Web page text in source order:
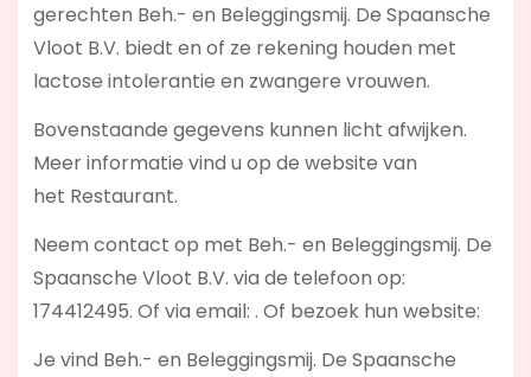
gerechten Beh.- en Beleggingsmij. De Spaansche
Vloot B.V. biedt en of ze rekening houden met
lactose intolerantie en zwangere vrouwen.
Bovenstaande gegevens kunnen licht afwijken.
Meer informatie vind u op de website van
het Restaurant.
Neem contact op met Beh.- en Beleggingsmij. De
Spaansche Vloot B.V. via de telefoon op:
174412495. Of via email: . Of bezoek hun website:
Je vind Beh.- en Beleggingsmij. De Spaansche